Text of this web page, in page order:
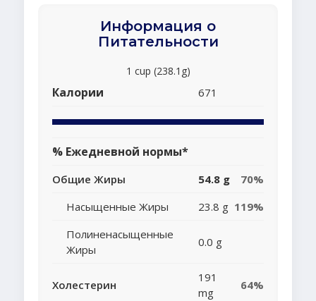
Информация о
Питательности
1 cup (238.1g)
Калории 671
% Ежедневной нормы*
Общие Жиры 54.8 g
70%
Насыщенные Жиры
23.8 g 119%
Полиненасыщенные
Жиры
0.0 g
Холестерин
191
mg
64%